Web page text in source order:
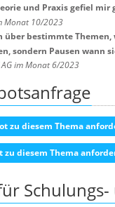
und Praxis gefiel mir
Monat 10/2023
über bestimmte
sondern Pausen wann
AG im Monat 6/2023
zu diesem Thema
diesem Thema